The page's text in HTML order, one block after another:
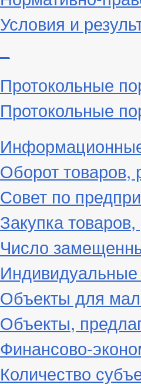
Условия и
Протокольные
Протокольные
Оборот товаров,
Совет по
Закупка
Число
Объекты для
Объекты,
Финансово-
Количество